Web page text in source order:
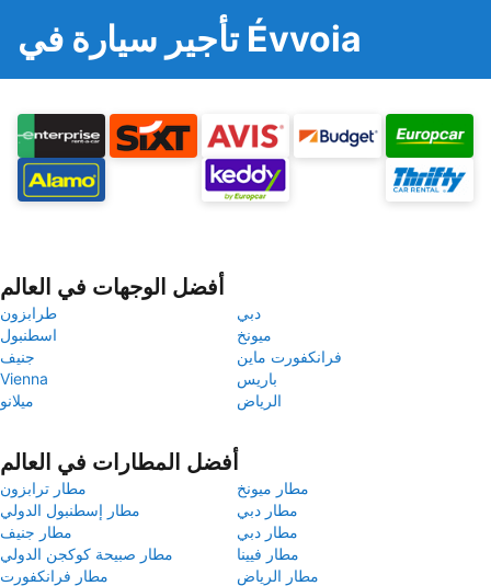
تأجير سيارة في Évvoia
أفضل الوجهات في العالم
طرابزون
دبي
اسطنبول
ميونخ
جنيف
فرانكفورت ماين
Vienna
باريس
ميلانو
الرياض
أفضل المطارات في العالم
مطار ترابزون
مطار ميونخ
مطار إسطنبول الدولي
مطار دبي
مطار جنيف
مطار دبي
مطار صبيحة كوكجن الدولي
مطار فيينا
مطار فرانكفورت
مطار الرياض